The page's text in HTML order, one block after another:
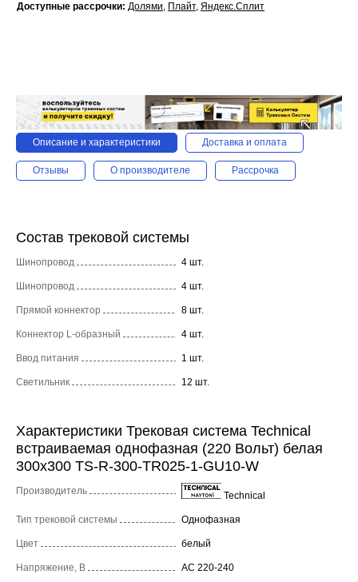
Доступные рассрочки: Долями, Плайт, Яндекс.Сплит
Описание и характеристики Доставка и оплата
Отзывы О производителе Рассрочка
Состав трековой системы
Шинопровод 4 шт.
Шинопровод 4 шт.
Прямой коннектор 8 шт.
Коннектор L-образный 4 шт.
Ввод питания 1 шт.
Светильник 12 шт.
Характеристики Трековая система Technical
встраиваемая однофазная (220 Вольт) белая
300x300 TS-R-300-TR025-1-GU10-W
Производитель Technical
Тип трековой системы Однофазная
Цвет белый
Напряжение, В AC 220-240